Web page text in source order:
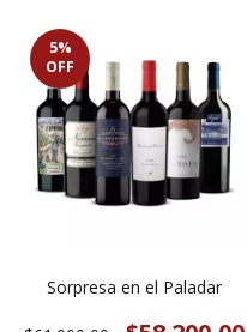
5%
OFF
Sorpresa en el Paladar